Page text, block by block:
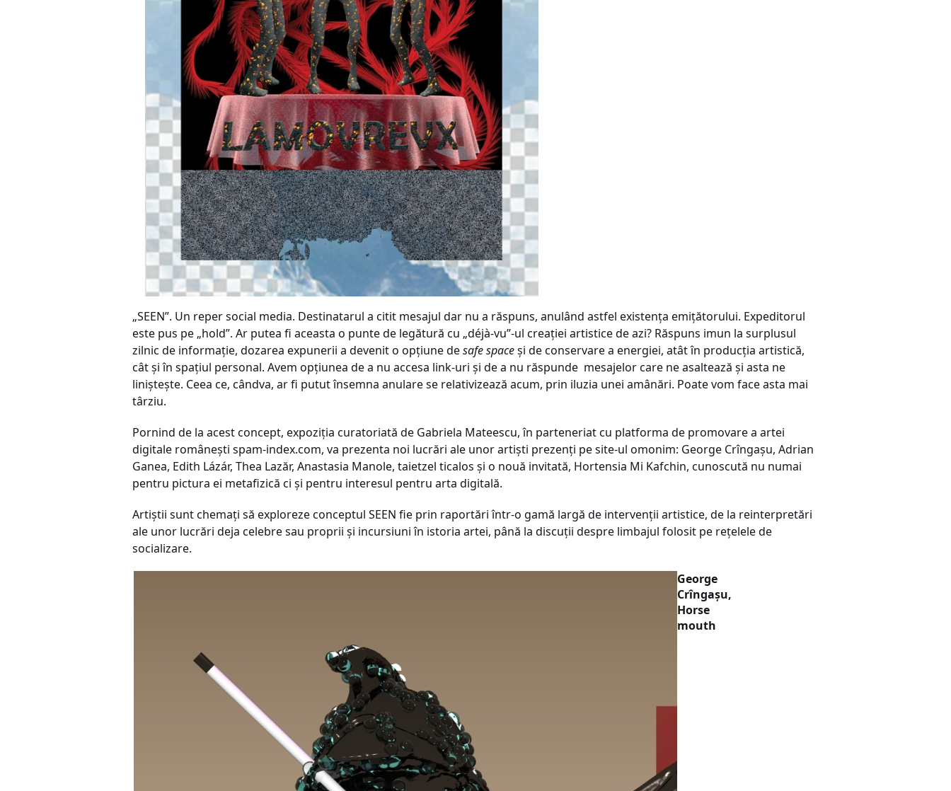
„SEEN”. Un reper social media. Destinatarul a citit mesajul dar nu a răspuns, anulând astfel existența emițătorului. Expeditorul
este pus pe „hold”. Ar putea fi aceasta o punte de legătură cu „déjà-vu”-ul creației artistice de azi? Răspuns imun la surplusul
zilnic de informație, dozarea expunerii a devenit o opțiune desafe spaceși de conservare a energiei, atât în producția artistică,
cât și în spațiul personal. Avem opțiunea de a nu accesa link-uri și de a nu răspunde mesajelor care ne asaltează și asta ne
liniștește. Ceea ce, cândva, ar fi putut însemna anulare se relativizează acum, prin iluzia unei amânări. Poate vom face asta mai
târziu.
Pornind de la acest concept, expoziția curatoriată de Gabriela Mateescu, în parteneriat cu platforma de promovare a artei
digitale românești spam-index.com, va prezenta noi lucrări ale unor artiști prezenți pe site-ul omonim: George Crîngașu, Adrian
Ganea, Edith Lázár, Thea Lazăr, Anastasia Manole, taietzel ticalos și o nouă invitată, Hortensia Mi Kafchin, cunoscută nu numai
pentru pictura ei metafizică ci și pentru interesul pentru arta digitală.
Artiștii sunt chemați să exploreze conceptul SEEN fie prin raportări într-o gamă largă de intervenții artistice, de la reinterpretări
ale unor lucrări deja celebre sau proprii și incursiuni în istoria artei, până la discuții despre limbajul folosit pe rețelele de
socializare.
George
Crîngașu,
Horse
mouth